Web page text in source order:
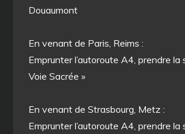
Douaumont
En venant de Paris, Reims :
Emprunter l’autoroute A4, prendre la
Voie Sacrée »
En venant de Strasbourg, Metz :
Emprunter l’autoroute A4, prendre la